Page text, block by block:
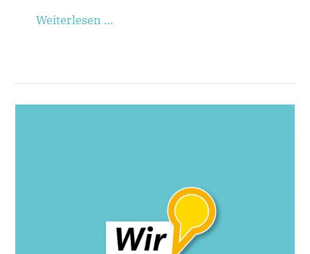
Weiterlesen …